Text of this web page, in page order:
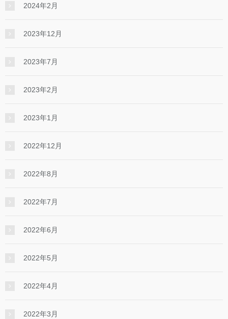
2024年2月
2023年12月
2023年7月
2023年2月
2023年1月
2022年12月
2022年8月
2022年7月
2022年6月
2022年5月
2022年4月
2022年3月